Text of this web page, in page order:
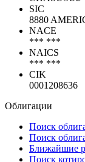
SWIFT
CHASUSU2
SIC
8880
NACE
*** ***
*** ***
0001208636
Облигации